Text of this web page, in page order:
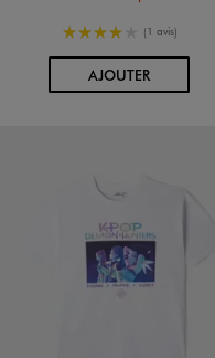
4/5 de moyenne
(1 avis)
AJOUTERAU PANIER